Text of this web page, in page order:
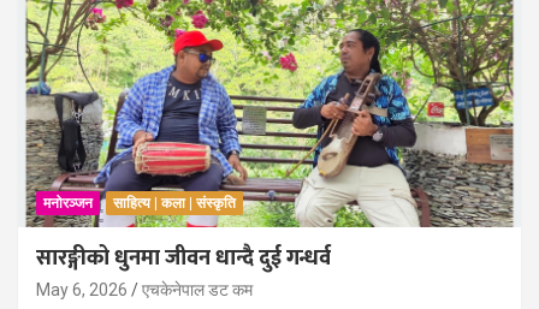
मनोरञ्जन साहित्य | कला | संस्कृति
सारङ्गीको धुनमा जीवन धान्दै दुई गन्धर्व
May 6, 2026 एचकेनेपाल डट कम